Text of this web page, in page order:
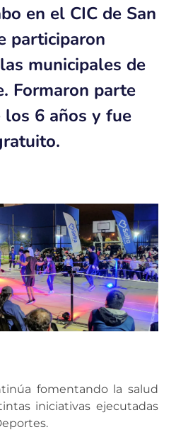
en el CIC de San
participaron
municipales de
Formaron parte
los 6 años y fue
fomentando la salud
iniciativas ejecutadas